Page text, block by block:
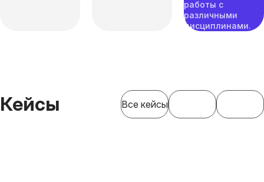
работы с
различными
дисциплинами.
Кейсы Все кейсы